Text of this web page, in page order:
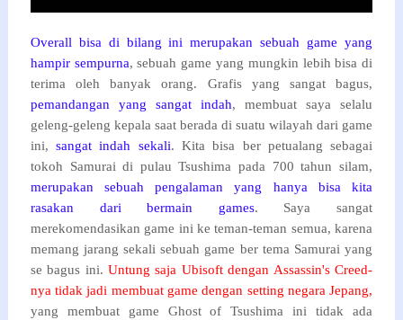
Overall bisa di bilang ini merupakan sebuah game yang
hampir sempurna, sebuah game yang mungkin lebih bisa di
terima oleh banyak orang. Grafis yang sangat bagus,
pemandangan yang sangat indah, membuat saya selalu
geleng-geleng kepala saat berada di suatu wilayah dari game
ini,sangat indah sekali. Kita bisa ber petualang sebagai
tokoh Samurai di pulau Tsushima pada 700 tahun silam,
merupakan sebuah pengalaman yang hanya bisa kita
rasakan dari bermain games. Saya sangat
merekomendasikan game ini ke teman-teman semua, karena
memang jarang sekali sebuah game ber tema Samurai yang
se bagus ini.Untung saja Ubisoft dengan Assassin's Creed-
nya tidak jadi membuat game dengan setting negara Jepang,
yang membuat game Ghost of Tsushima ini tidak ada